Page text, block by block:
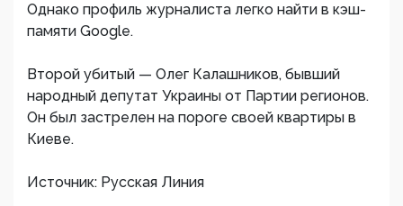
Однако профиль журналиста легко найти в кэш-
памяти Google.
Второй убитый — Олег Калашников, бывший
народный депутат Украины от Партии регионов.
Он был застрелен на пороге своей квартиры в
Киеве.
Источник: Русская Линия